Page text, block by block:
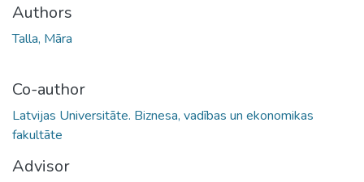
Authors
Talla, Māra
Co-author
Latvijas Universitāte. Biznesa, vadības un ekonomikas
fakultāte
Advisor